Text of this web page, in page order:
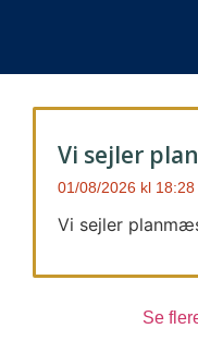
Vi sejler
01/08/2026 18:28
Vi sejler
Se